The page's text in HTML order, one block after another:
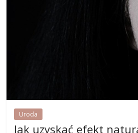
Uroda
Jak uzyskać efekt